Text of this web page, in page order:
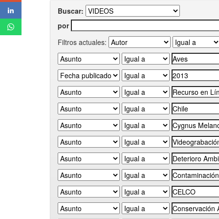
Buscar:
por
Filtros actuales: